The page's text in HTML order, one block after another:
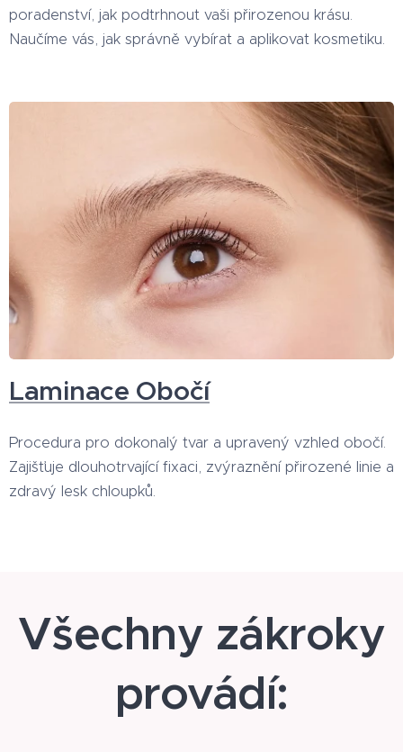
poradenství, jak podtrhnout vaši přirozenou krásu.
Naučíme vás, jak správně vybírat a aplikovat kosmetiku.
Laminace Obočí
Procedura pro dokonalý tvar a upravený vzhled obočí.
Zajišťuje dlouhotrvající fixaci, zvýraznění přirozené linie a
zdravý lesk chloupků.
Všechny zákroky
provádí: